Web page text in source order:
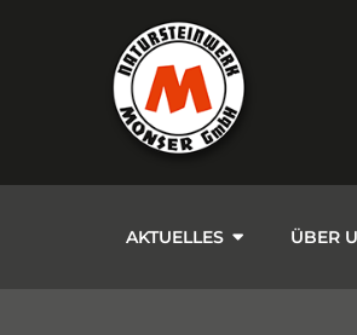
AKTUELLES ÜBER